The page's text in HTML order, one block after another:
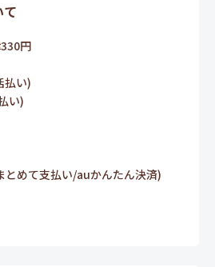
て
円
払い)
い)
めて支払い/auかんたん決済)